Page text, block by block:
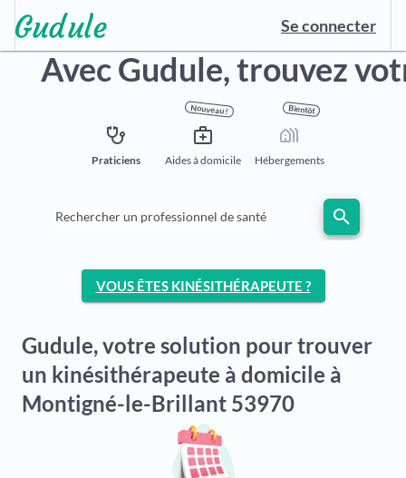
Se connecter
Avec Gudule,trouvez
stethoscope
Praticiens
Nouveau !
medical_services
Aides à domicile
Bientôt
holiday_village
Hébergements
Rechercher un professionnel de santé search
VOUS ÊTES KINÉSITHÉRAPEUTE ?
Gudule, votre solution pour trouver
un kinésithérapeute à domicile à
Montigné-le-Brillant 53970